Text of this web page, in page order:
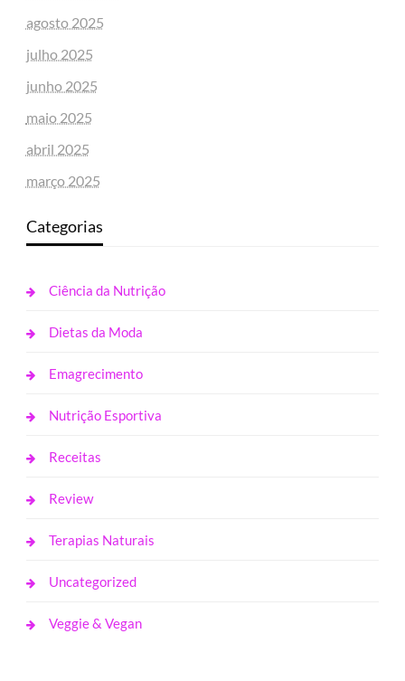
agosto 2025
julho 2025
junho 2025
maio 2025
abril 2025
março 2025
Categorias
Ciência da Nutrição
Dietas da Moda
Emagrecimento
Nutrição Esportiva
Receitas
Review
Terapias Naturais
Uncategorized
Veggie & Vegan